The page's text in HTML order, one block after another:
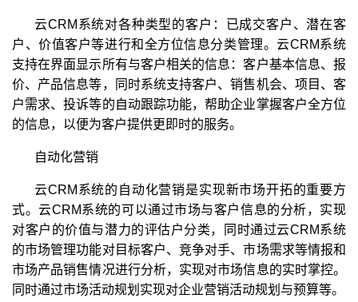
云CRM系统对各种类型的客户：已成交客户、潜在客
户、价值客户等进行和全方位信息分类管理。云CRM系统
支持在界面显示所有与客户相关的信息：客户基本信息、报
价、产品信息等，同时系统支持客户、销售机会、项目、客
户需求、投诉等的自动跟踪功能，帮助企业掌握客户全方位
的信息，以便为客户提供更即时的服务。
自动化营销
云CRM系统的自动化营销是实现新市场开拓的重要方
式。云CRM系统的可以通过市场与客户信息的分析，实现
对客户的价值与潜力的评估户分类，同时通过云CRM系统
的市场管理功能对目标客户、竞争对手、市场需求等情报和
市场产品销售情况进行分析，实现对市场信息的实时掌控。
同时通过市场活动规划实现对企业营销活动规划与预算等。